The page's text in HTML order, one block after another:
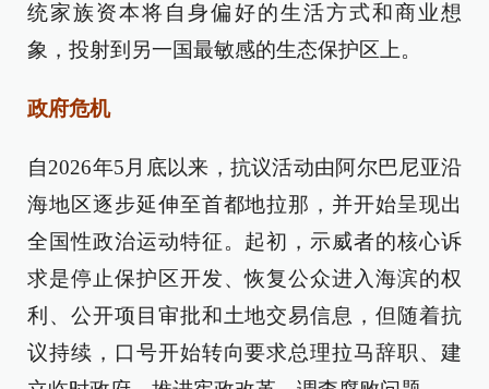
统家族资本将自身偏好的生活方式和商业想
象，投射到另一国最敏感的生态保护区上。
政府危机
自2026年5月底以来，抗议活动由阿尔巴尼亚沿
海地区逐步延伸至首都地拉那，并开始呈现出
全国性政治运动特征。起初，示威者的核心诉
求是停止保护区开发、恢复公众进入海滨的权
利、公开项目审批和土地交易信息，但随着抗
议持续，口号开始转向要求总理拉马辞职、建